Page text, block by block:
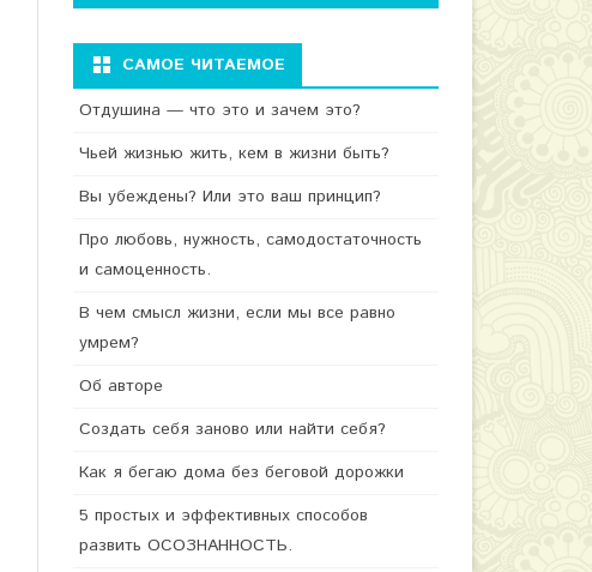
САМОЕ ЧИТАЕМОЕ
Отдушина — что это и зачем это?
Чьей жизнью жить, кем в жизни быть?
Вы убеждены? Или это ваш принцип?
Про любовь, нужность, самодостаточность
и самоценность.
В чем смысл жизни, если мы все равно
умрем?
Об авторе
Создать себя заново или найти себя?
Как я бегаю дома без беговой дорожки
5 простых и эффективных способов
развить ОСОЗНАННОСТЬ.